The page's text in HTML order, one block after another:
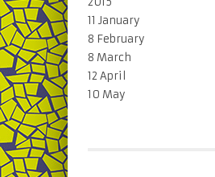
11 January
8 February
8 March
12 April
10 May